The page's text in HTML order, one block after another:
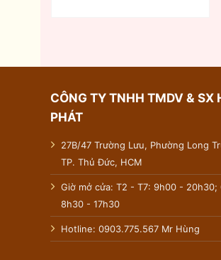
CÔNG TY TNHH TMDV & SX
PHÁT
27B/47 Trường Lưu, Phường Long
TP. Thủ Đức, HCM
Giờ mở cửa: T2 - T7: 9h00 - 20h30;
8h30 - 17h30
Hotline: 0903.775.567 Mr Hùng